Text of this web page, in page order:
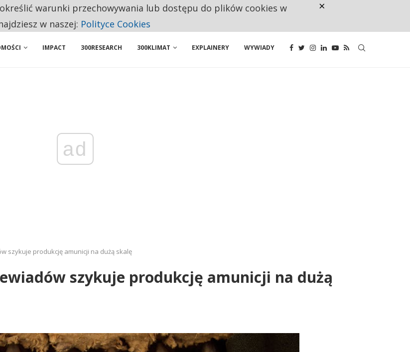
NIE ROZPOCZYNA PRACY
ZMIANĘ, KTÓRA MOŻE OGRANICZYĆ CHAOS W KRYZYSIE
IMPACT 300RESEARCH 300KLIMAT EXPLAINERY WYWIADY
ad
szykuje produkcję amunicji na dużą skalę
szykuje produkcję amunicji na dużą
warunki przechowywania lub dostępu do plików cookies w
w naszej: Polityce Cookies
×